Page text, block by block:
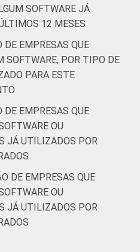
SOFTWARE JÁ
12 MESES
DE EMPRESAS QUE
SOFTWARE, POR TIPO DE
PARA ESTE
DE EMPRESAS QUE
OU
JÁ UTILIZADOS POR
DE EMPRESAS QUE
OU
JÁ UTILIZADOS POR